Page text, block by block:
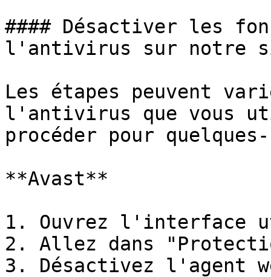
#### Désactiver les
l'antivirus sur notre
Les étapes peuvent
l'antivirus que vous
procéder pour
**Avast**
1. Ouvrez l'interface
2. Allez dans
3. Désactivez l'agent